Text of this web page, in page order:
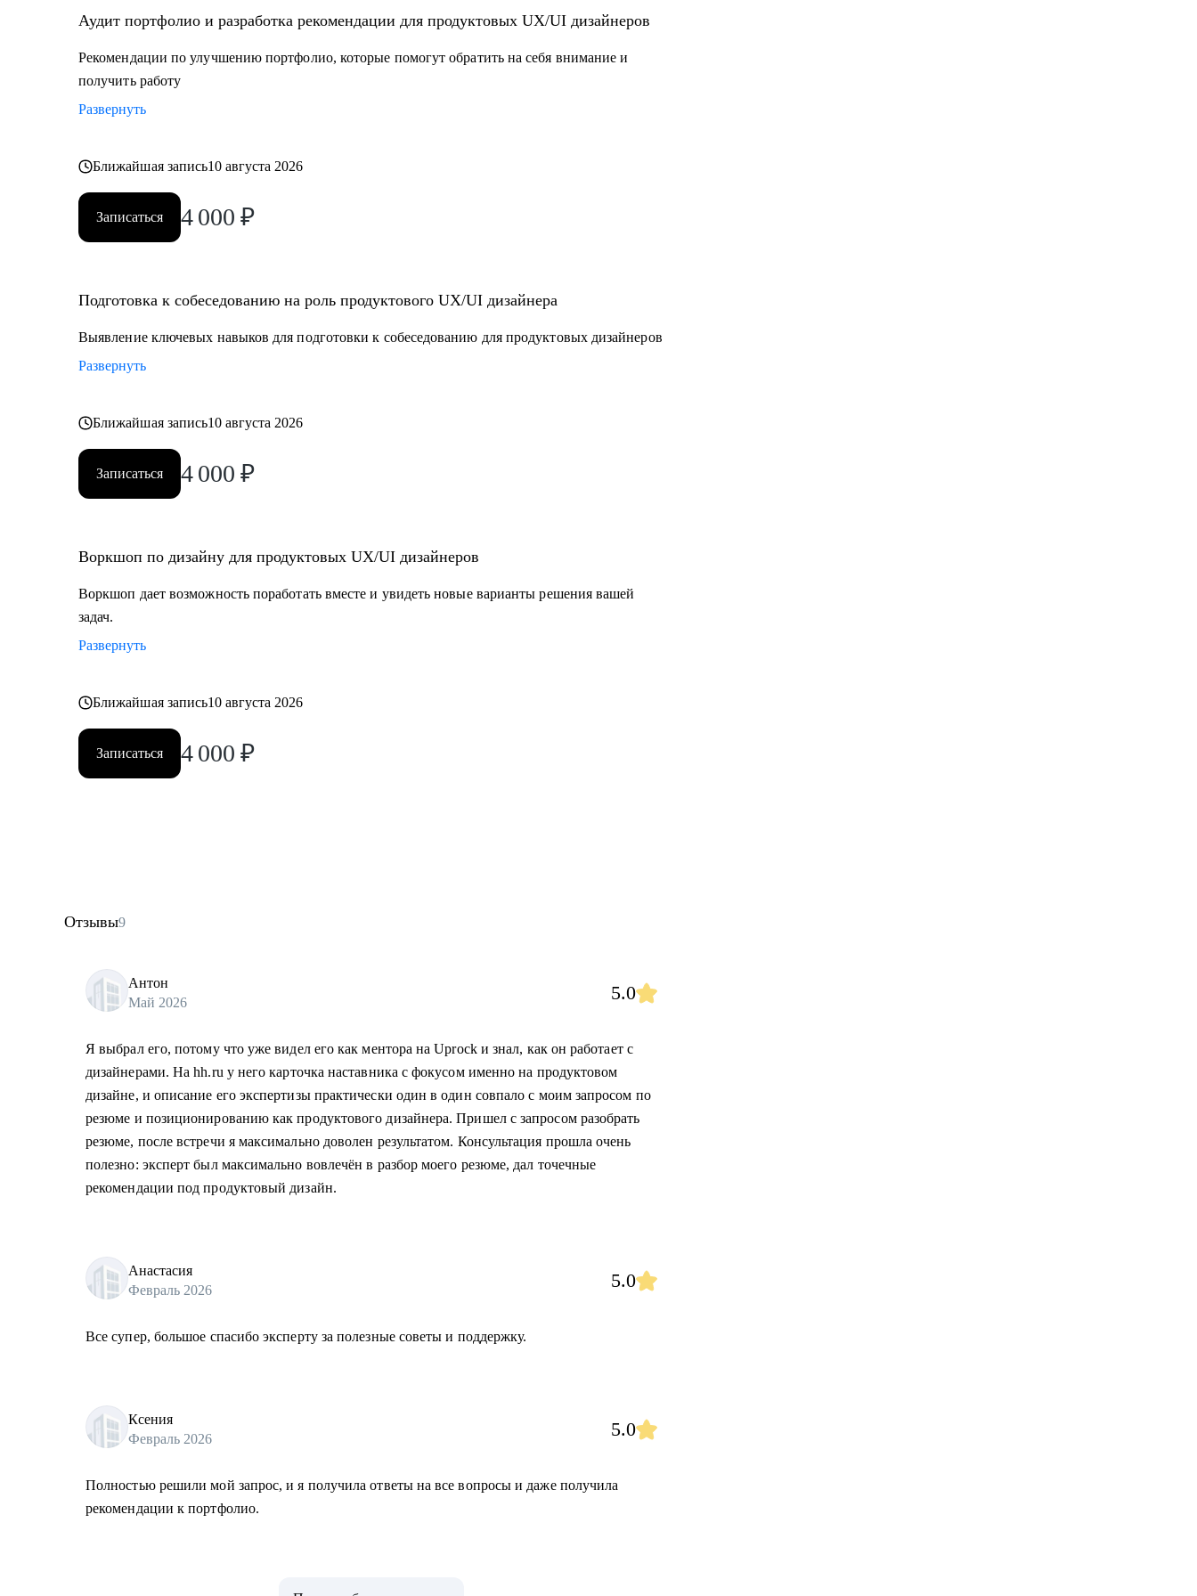
Аудит портфолио и разработка рекомендации для продуктовых UX/UI дизайнеров
Рекомендации по улучшению портфолио, которые помогут обратить на себя внимание и
получить работу
Развернуть
Ближайшая запись10 августа 2026
Записаться 4 000 ₽
Подготовка к собеседованию на роль продуктового UX/UI дизайнера
Выявление ключевых навыков для подготовки к собеседованию для продуктовых дизайнеров
Развернуть
Ближайшая запись10 августа 2026
Записаться 4 000 ₽
Воркшоп по дизайну для продуктовых UX/UI дизайнеров
Воркшоп дает возможность поработать вместе и увидеть новые варианты решения вашей
задач.
Развернуть
Ближайшая запись10 августа 2026
Записаться 4 000 ₽
Отзывы9
Антон
Май 2026
5.0
Я выбрал его, потому что уже видел его как ментора на Uprock и знал, как он работает с
дизайнерами. На hh.ru у него карточка наставника с фокусом именно на продуктовом
дизайне, и описание его экспертизы практически один в один совпало с моим запросом по
резюме и позиционированию как продуктового дизайнера. Пришел с запросом разобрать
резюме, после встречи я максимально доволен результатом. Консультация прошла очень
полезно: эксперт был максимально вовлечён в разбор моего резюме, дал точечные
рекомендации под продуктовый дизайн.
Анастасия
Февраль 2026
5.0
Все супер, большое спасибо эксперту за полезные советы и поддержку.
Ксения
Февраль 2026
5.0
Полностью решили мой запрос, и я получила ответы на все вопросы и даже получила
рекомендации к портфолио.